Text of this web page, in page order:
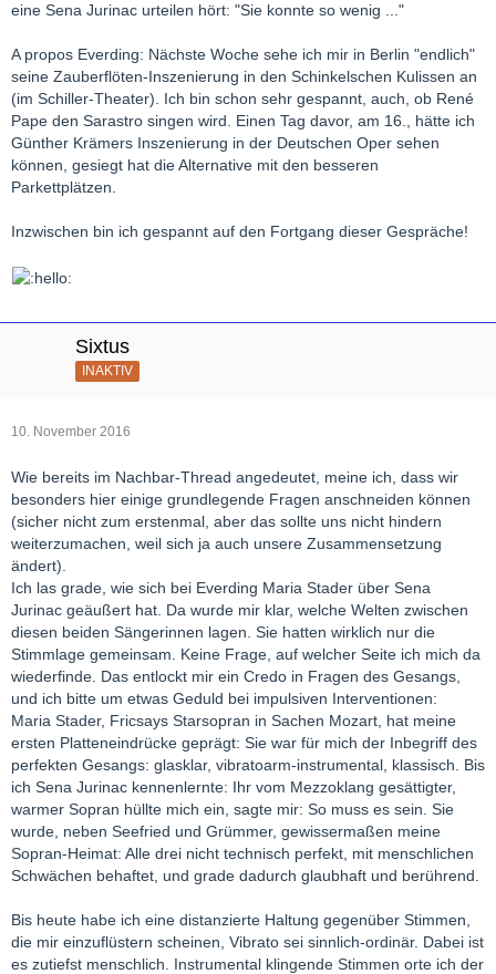
eine Sena Jurinac urteilen hört: "Sie konnte so wenig ..."
A propos Everding: Nächste Woche sehe ich mir in Berlin "endlich"
seine Zauberflöten-Inszenierung in den Schinkelschen Kulissen an
(im Schiller-Theater). Ich bin schon sehr gespannt, auch, ob René
Pape den Sarastro singen wird. Einen Tag davor, am 16., hätte ich
Günther Krämers Inszenierung in der Deutschen Oper sehen
können, gesiegt hat die Alternative mit den besseren
Parkettplätzen.
Inzwischen bin ich gespannt auf den Fortgang dieser Gespräche!
Sixtus
INAKTIV
10. November 2016
Wie bereits im Nachbar-Thread angedeutet, meine ich, dass wir
besonders hier einige grundlegende Fragen anschneiden können
(sicher nicht zum erstenmal, aber das sollte uns nicht hindern
weiterzumachen, weil sich ja auch unsere Zusammensetzung
ändert).
Ich las grade, wie sich bei Everding Maria Stader über Sena
Jurinac geäußert hat. Da wurde mir klar, welche Welten zwischen
diesen beiden Sängerinnen lagen. Sie hatten wirklich nur die
Stimmlage gemeinsam. Keine Frage, auf welcher Seite ich mich da
wiederfinde. Das entlockt mir ein Credo in Fragen des Gesangs,
und ich bitte um etwas Geduld bei impulsiven Interventionen:
Maria Stader, Fricsays Starsopran in Sachen Mozart, hat meine
ersten Platteneindrücke geprägt: Sie war für mich der Inbegriff des
perfekten Gesangs: glasklar, vibratoarm-instrumental, klassisch. Bis
ich Sena Jurinac kennenlernte: Ihr vom Mezzoklang gesättigter,
warmer Sopran hüllte mich ein, sagte mir: So muss es sein. Sie
wurde, neben Seefried und Grümmer, gewissermaßen meine
Sopran-Heimat: Alle drei nicht technisch perfekt, mit menschlichen
Schwächen behaftet, und grade dadurch glaubhaft und berührend.
Bis heute habe ich eine distanzierte Haltung gegenüber Stimmen,
die mir einzuflüstern scheinen, Vibrato sei sinnlich-ordinär. Dabei ist
es zutiefst menschlich. Instrumental klingende Stimmen orte ich der